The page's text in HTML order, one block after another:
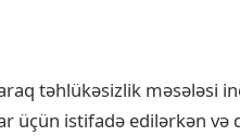
təhlükəsizlik məsələsi
üçün istifadə edilərkən və